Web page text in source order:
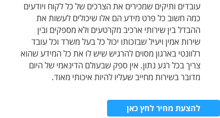
עובדים ותיקים שמכירים את הצרכים של כל לקוח ויודעים
כמה חשוב כל פרט מידע הם אלו שיכולים לעשות את
ההבדל בין שירותי ארכיב מקרטעים ולא מספקים ובין
שירות אמין ויעיל שבזכותו יכול כל בעל משרד וכל עובד
רלוונטי בארגון מסוים להרגיש שיש לו את כל המידע שהוא
צריך בכל רגע נתון. אין ספק שבעולם הדינאמי של היום
מדובר בשירות מחייב שעליו להיות איכותי מאוד.
להצעת מחיר לחץ כאן